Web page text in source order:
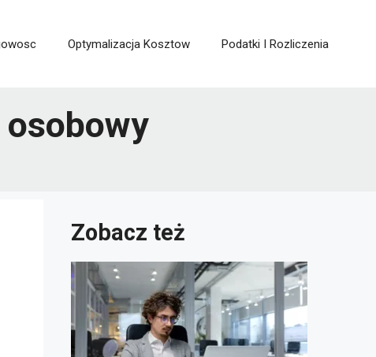
Optymalizacja Kosztow Podatki I Rozliczenia
Zobacz też